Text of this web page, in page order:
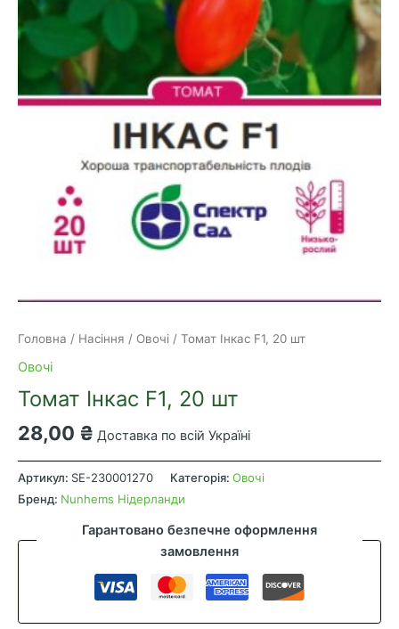
Головна / Насіння / Овочі / Томат Інкас F1, 20 шт
Овочі
Томат Інкас F1, 20 шт
28,00 ₴ Доставка по всій Україні
Томат
Інкас
F1,
шт
Артикул: SE-230001270 Категорія: Овочі
Бренд: Nunhems Нідерланди
Гарантовано безпечне оформлення
замовлення